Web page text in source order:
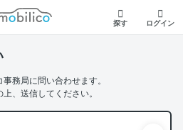
モビリコ
探す ログイン
務局に問い合わせます。
、送信してください。